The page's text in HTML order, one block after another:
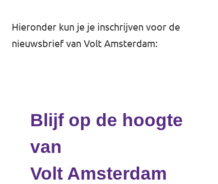
Doe mee
Contact
Hieronder kun je je inschrijven voor de
nieuwsbrief van Volt Amsterdam:
Blijf op de hoogte
van
Volt Amsterdam